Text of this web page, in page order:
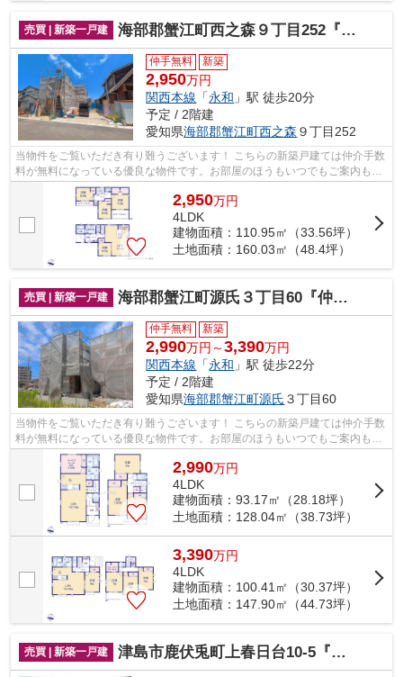
売買 | 新築一戸建 海部郡蟹江町西之森９丁目252『仲介料無料』新築戸建て
仲手無料 新築
2,950万円
関西本線 「永和 」駅 徒歩20分
予定 / 2階建
愛知県海部郡蟹江町西之森 ９丁目252
当物件をご覧いただき有り難うございます！ こちらの新築戸建ては仲介手数
料が無料になっている優良な物件です。お部屋のほうもいつでもご案内もさ
せて頂きますのでお気軽にお問合せ下...
2,950万円
4LDK
建物面積：110.95㎡（33.56坪）
土地面積：160.03㎡（48.4坪）
売買 | 新築一戸建 海部郡蟹江町源氏３丁目60『仲介料無料』新築戸建て
仲手無料 新築
2,990万円～3,390万円
関西本線 「永和 」駅 徒歩22分
予定 / 2階建
愛知県海部郡蟹江町源氏 ３丁目60
当物件をご覧いただき有り難うございます！ こちらの新築戸建ては仲介手数
料が無料になっている優良な物件です。お部屋のほうもいつでもご案内もさ
せて頂きますのでお気軽にお問合せ下...
2,990万円
4LDK
建物面積：93.17㎡（28.18坪）
土地面積：128.04㎡（38.73坪）
3,390万円
4LDK
建物面積：100.41㎡（30.37坪）
土地面積：147.90㎡（44.73坪）
売買 | 新築一戸建 津島市鹿伏兎町上春日台10-5『仲介手数料無料』全1棟｜新築一戸建て